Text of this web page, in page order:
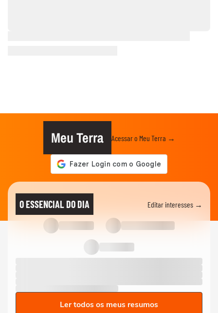
Meu Terra Acessar o Meu Terra →
O ESSENCIAL DO DIA Editar interesses →
Ler todos os meus resumos